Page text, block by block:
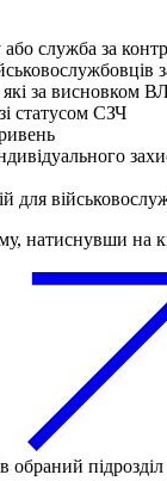
або служба за
які за
статусом СЗЧ
для
натиснувши на
обраний підрозділ